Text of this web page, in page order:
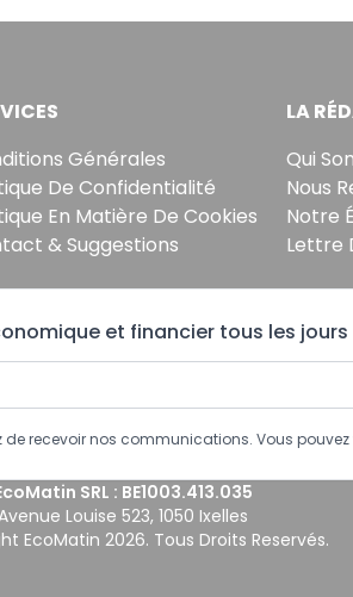
Générales
De Confidentialité
En Matière De Cookies
& Suggestions
LA
Qui
Nous
Notre
Lettre
et financier tous les jours
recevoir nos communications. Vous
SRL : BE1003.413.035
Louise 523, 1050 Ixelles
EcoMatin 2026. Tous Droits Reservés.